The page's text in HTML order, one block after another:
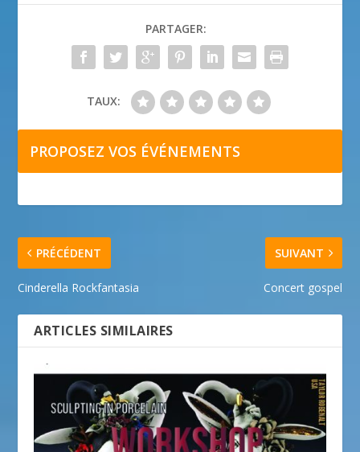
PARTAGER:
TAUX:
PROPOSEZ VOS ÉVÉNEMENTS
PRÉCÉDENT
Cinderella Rockfantasia
SUIVANT
Concert gospel
ARTICLES SIMILAIRES